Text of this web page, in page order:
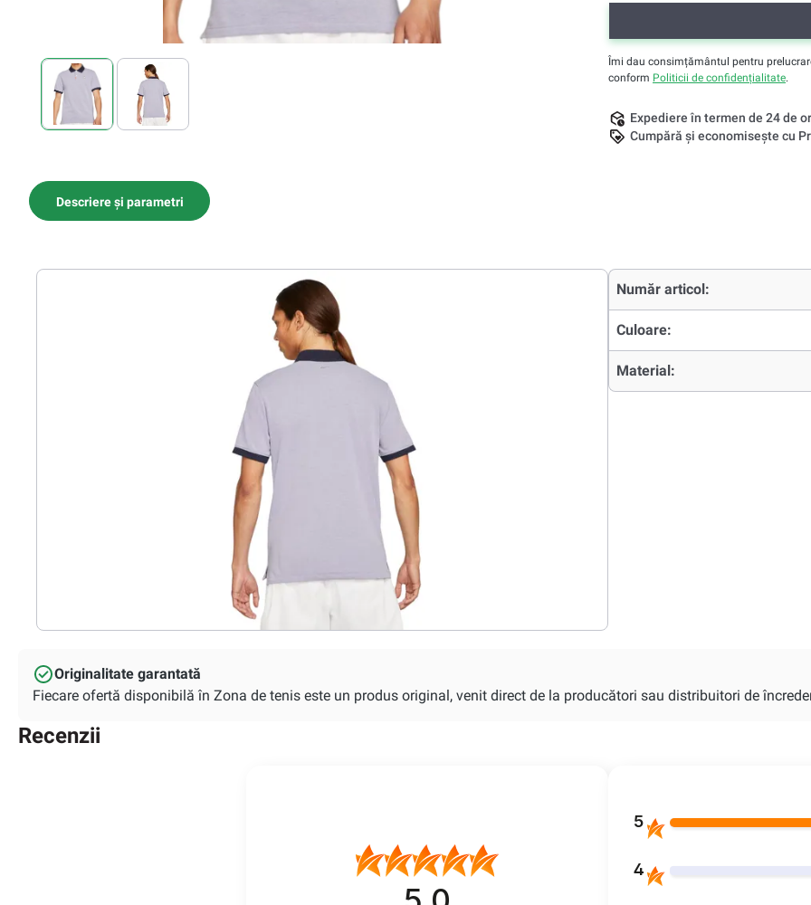
Îmi dau consimțământul pentru
conform Politicii de confidențialitate.
Expediere în termen de 24 de
Cumpără și economisește cu
Descriere și parametri
Număr articol:
Culoare:
Material:
Originalitate garantată
Fiecare ofertă disponibilă în Zona de tenis este un produs original, venit direct de la producători sau distribuitori de
Recenzii
5
4